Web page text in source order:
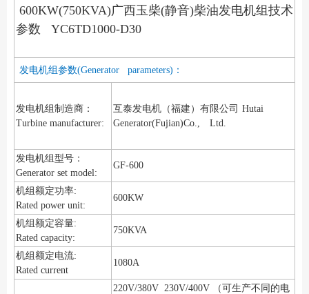
600KW(750KVA)广西玉柴(静音)柴油发电机组技术
参数 YC6TD1000-D30
发电机组参数(Generator parameters)：
发电机组制造商：
Turbine manufacturer:
互泰发电机（福建）有限公司 Hutai
Generator(Fujian)Co., Ltd.
发电机组型号：
Generator set model:
GF-600
机组额定功率:
Rated power unit:
600KW
机组额定容量:
Rated capacity:
750KVA
机组额定电流:
Rated current
1080A
220V/380V 230V/400V （可生产不同的电